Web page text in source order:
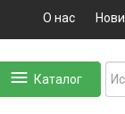
О нас
Каталог